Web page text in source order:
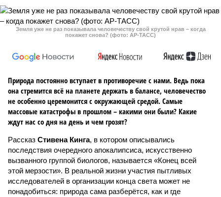
Земля уже не раз показывала человечеству свой крутой нрав – когда
покажет снова? (фото: АР-ТАСС)
Природа постоянно вступает в противоречие с нами. Ведь пока
она стремится всё на планете держать в балансе, человечество
не особенно церемонится с окружающей средой. Самые
массовые катастрофы в прошлом – какими они были? Какие
ждут нас со дня на день и чем грозят?
Рассказ Стивена Кинга, в котором описывались
последствия очередного апокалипсиса, искусственно
вызванного группой биологов, называется «Конец всей
этой мерзости». В реальной жизни участия пытливых
исследователей в организации конца света может не
понадобиться: природа сама разберётся, как и где